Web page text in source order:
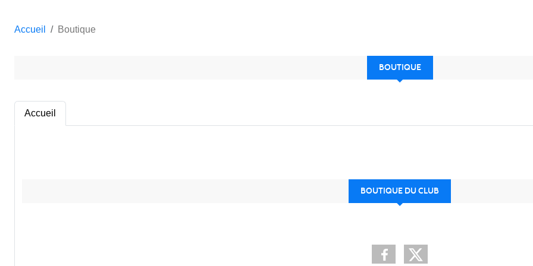
Accueil Boutique
BOUTIQUE
Accueil
BOUTIQUE DU CLUB